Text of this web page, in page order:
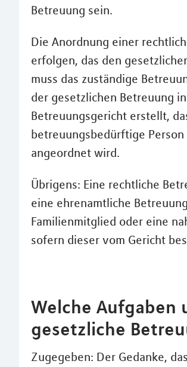
Betreuung sein.
Die Anordnung einer
erfolgen, das den
muss das zuständige
der gesetzlichen Betreuung
Betreuungsgericht erstellt,
betreuungsbedürftige
angeordnet wird.
Übrigens: Eine rechtliche
eine ehrenamtliche
Familienmitglied oder eine
sofern dieser vom Gericht
Welche Aufgaben
gesetzliche
Zugegeben: Der Gedanke,